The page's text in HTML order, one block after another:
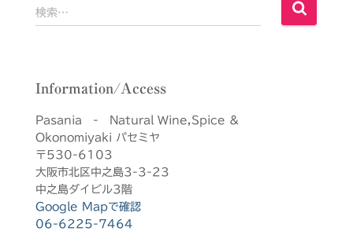
検
索
検索…
Information/Access
Pasania - Natural Wine,Spice &
Okonomiyaki パセミヤ
〒530-6103
大阪市北区中之島3-3-23
中之島ダイビル3階
Google Mapで確認
06-6225-7464